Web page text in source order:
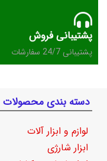
پشتیبانی فروش
پشتیبانی 24/7 سفارشات
دسته بندی محصولات
لوازم و ابزار آلات
ابزار شارژی